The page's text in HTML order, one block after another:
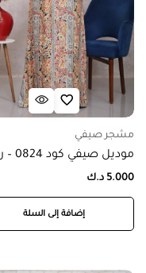
مشجر صيفي
موديل صيفي كود 0824 – رمادي
5.000 د.ك
إضافة إلى السلة